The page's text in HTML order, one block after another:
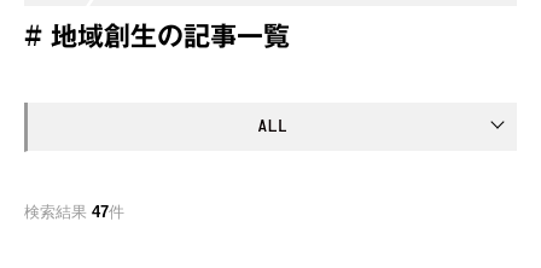
# 地域創生の記事一覧
検索結果 47件